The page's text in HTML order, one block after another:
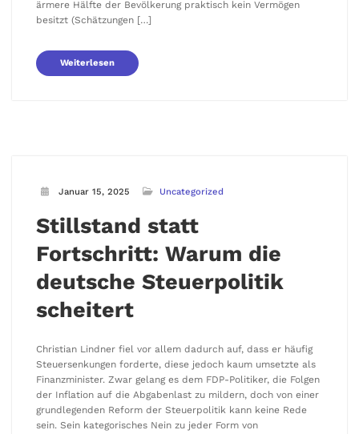
ärmere Hälfte der Bevölkerung praktisch kein Vermögen
besitzt (Schätzungen […]
Weiterlesen
Januar 15, 2025 Uncategorized
Stillstand statt
Fortschritt: Warum die
deutsche Steuerpolitik
scheitert
Christian Lindner fiel vor allem dadurch auf, dass er häufig
Steuersenkungen forderte, diese jedoch kaum umsetzte als
Finanzminister. Zwar gelang es dem FDP-Politiker, die Folgen
der Inflation auf die Abgabenlast zu mildern, doch von einer
grundlegenden Reform der Steuerpolitik kann keine Rede
sein. Sein kategorisches Nein zu jeder Form von